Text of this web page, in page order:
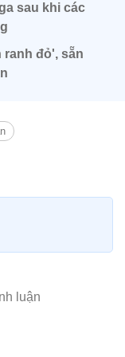
sau khi các
ranh đỏ', sẵn